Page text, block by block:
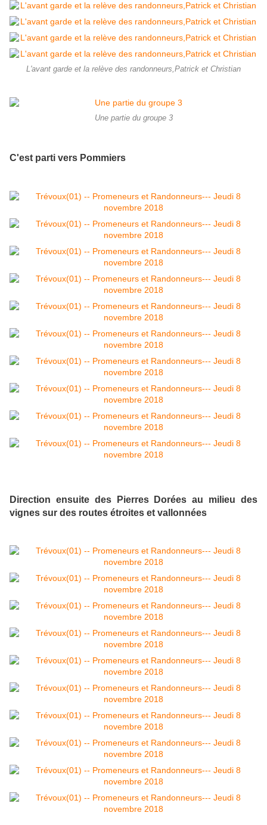
L'avant garde et la relève des randonneurs,Patrick et Christian
Une partie du groupe 3
C'est parti vers Pommiers
Direction ensuite des Pierres Dorées au milieu des
vignes sur des routes étroites et vallonnées